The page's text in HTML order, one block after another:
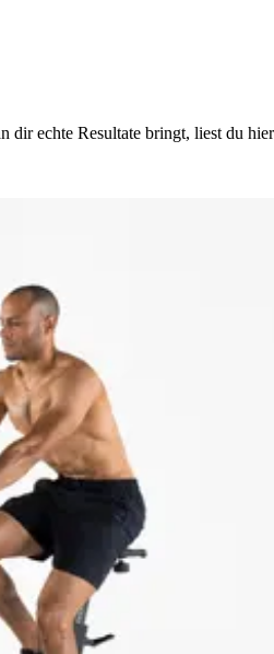
dir echte Resultate bringt, liest du